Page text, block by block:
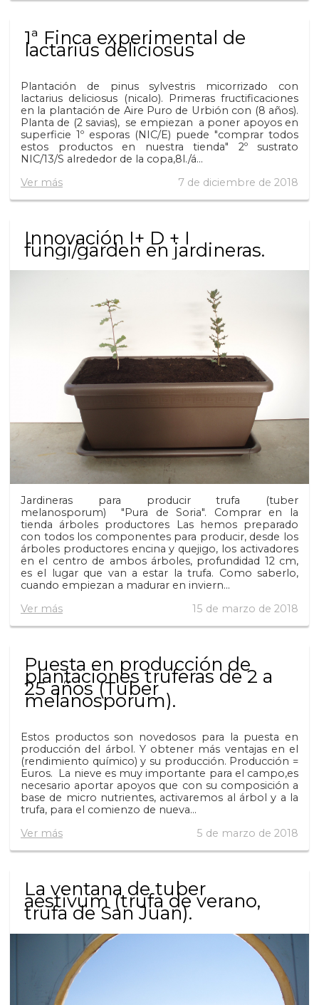
1ª Finca experimental de
lactarius deliciosus
Plantación de pinus sylvestris micorrizado con
lactarius deliciosus (nicalo). Primeras fructificaciones
en la plantación de Aire Puro de Urbión con (8 años).
Planta de (2 savias), se empiezan a poner apoyos en
superficie 1º esporas (NIC/E) puede "comprar todos
estos productos en nuestra tienda" 2º sustrato
NIC/13/S alrededor de la copa,8l./á...
7 de diciembre de 2018
Ver más
Innovación I+ D + I
fungi/garden en jardineras.
Jardineras para producir trufa (tuber
melanosporum) "Pura de Soria". Comprar en la
tienda árboles productores Las hemos preparado
con todos los componentes para producir, desde los
árboles productores encina y quejigo, los activadores
en el centro de ambos árboles, profundidad 12 cm,
es el lugar que van a estar la trufa. Como saberlo,
cuando empiezan a madurar en inviern...
15 de marzo de 2018
Ver más
Puesta en producción de
plantaciones truferas de 2 a
25 años (Tuber
melanosporum).
Estos productos son novedosos para la puesta en
producción del árbol. Y obtener más ventajas en el
(rendimiento químico) y su producción. Producción =
Euros. La nieve es muy importante para el campo,es
necesario aportar apoyos que con su composición a
base de micro nutrientes, activaremos al árbol y a la
trufa, para el comienzo de nueva...
5 de marzo de 2018
Ver más
La ventana de tuber
aestivum (trufa de verano,
trufa de San Juan).